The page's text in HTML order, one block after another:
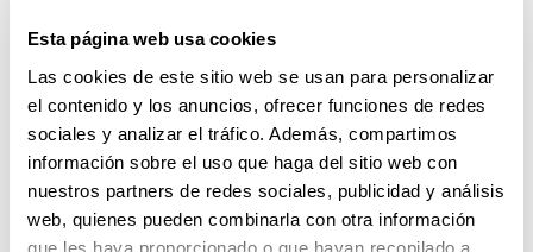
Esta página web usa cookies
Las cookies de este sitio web se usan para personalizar
el contenido y los anuncios, ofrecer funciones de redes
sociales y analizar el tráfico. Además, compartimos
información sobre el uso que haga del sitio web con
nuestros partners de redes sociales, publicidad y análisis
web, quienes pueden combinarla con otra información
que les haya proporcionado o que hayan recopilado a
magnética, una técnica que aprovecha la energía
térmica producida por nanopartículas magnéticas
bajo la acción de un campo magnético alterno para
eliminar las células cancerígenas”, señala David
Muñoz Rodríguez, investigador del Departamento de
Inmunología, Microbiología y Parasitología de la
UPV/EHU.